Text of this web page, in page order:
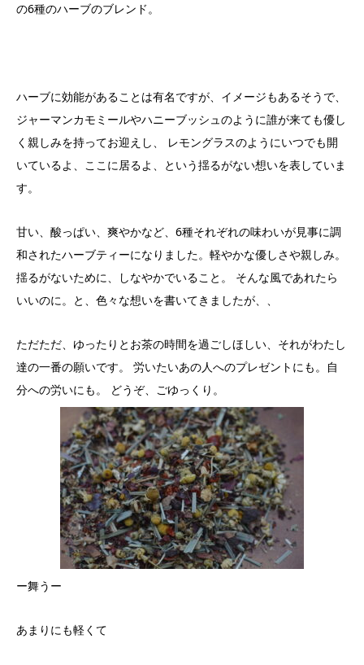
の6種のハーブのブレンド。
ハーブに効能があることは有名ですが、イメージもあるそうで、
ジャーマンカモミールやハニーブッシュのように誰が来ても優し
く親しみを持ってお迎えし、 レモングラスのようにいつでも開
いているよ、ここに居るよ、という揺るがない想いを表していま
す。
甘い、酸っぱい、爽やかなど、6種それぞれの味わいが見事に調
和されたハーブティーになりました。軽やかな優しさや親しみ。
揺るがないために、しなやかでいること。 そんな風であれたら
いいのに。と、色々な想いを書いてきましたが、、
ただただ、ゆったりとお茶の時間を過ごしほしい、それがわたし
達の一番の願いです。 労いたいあの人へのプレゼントにも。自
分への労いにも。 どうぞ、ごゆっくり。
ー舞うー
あまりにも軽くて